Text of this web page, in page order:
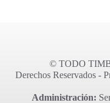
© TODO
Derechos Reservados -
Administración: